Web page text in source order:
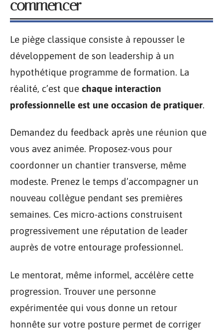
commencer
Le piège classique consiste à repousser le
développement de son leadership à un
hypothétique programme de formation. La
réalité, c’est que chaque interaction
professionnelle est une occasion de pratiquer.
Demandez du feedback après une réunion que
vous avez animée. Proposez-vous pour
coordonner un chantier transverse, même
modeste. Prenez le temps d’accompagner un
nouveau collègue pendant ses premières
semaines. Ces micro-actions construisent
progressivement une réputation de leader
auprès de votre entourage professionnel.
Le mentorat, même informel, accélère cette
progression. Trouver une personne
expérimentée qui vous donne un retour
honnête sur votre posture permet de corriger